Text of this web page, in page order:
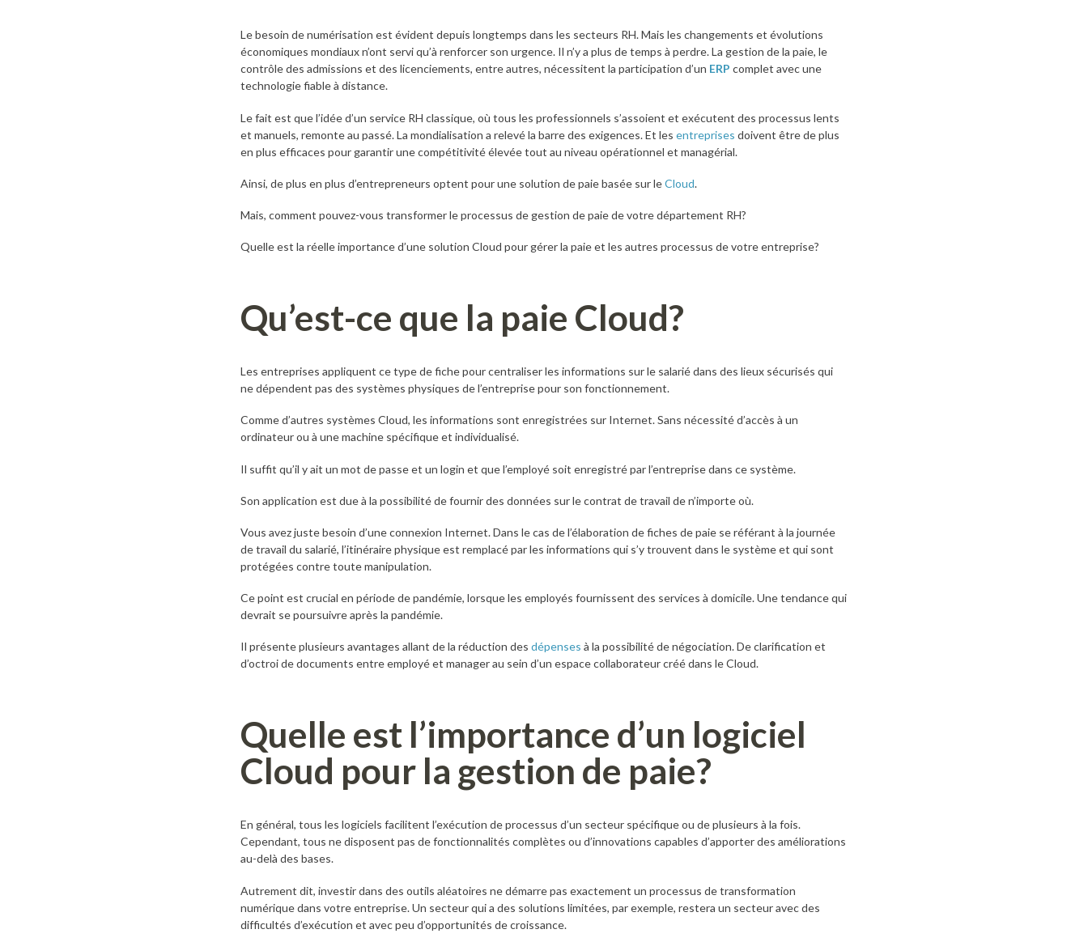
Le besoin de numérisation est évident depuis longtemps dans les secteurs RH. Mais les changements et évolutions
économiques mondiaux n’ont servi qu’à renforcer son urgence. Il n’y a plus de temps à perdre. La gestion de la paie, le
contrôle des admissions et des licenciements, entre autres, nécessitent la participation d’un ERP complet avec une
technologie fiable à distance.
Le fait est que l’idée d’un service RH classique, où tous les professionnels s’assoient et exécutent des processus lents
et manuels, remonte au passé. La mondialisation a relevé la barre des exigences. Et les entreprises doivent être de plus
en plus efficaces pour garantir une compétitivité élevée tout au niveau opérationnel et managérial.
Ainsi, de plus en plus d’entrepreneurs optent pour une solution de paie basée sur leCloud.
Mais, comment pouvez-vous transformer le processus de gestion de paie de votre département RH?
Quelle est la réelle importance d’une solution Cloud pour gérer la paie et les autres processus de votre entreprise?
Qu’est-ce que la paie Cloud?
Les entreprises appliquent ce type de fiche pour centraliser les informations sur le salarié dans des lieux sécurisés qui
ne dépendent pas des systèmes physiques de l’entreprise pour son fonctionnement.
Comme d’autres systèmes Cloud, les informations sont enregistrées sur Internet. Sans nécessité d’accès à un
ordinateur ou à une machine spécifique et individualisé.
Il suffit qu’il y ait un mot de passe et un login et que l’employé soit enregistré par l’entreprise dans ce système.
Son application est due à la possibilité de fournir des données sur le contrat de travail de n’importe où.
Vous avez juste besoin d’une connexion Internet. Dans le cas de l’élaboration de fiches de paie se référant à la journée
de travail du salarié, l’itinéraire physique est remplacé par les informations qui s’y trouvent dans le système et qui sont
protégées contre toute manipulation.
Ce point est crucial en période de pandémie, lorsque les employés fournissent des services à domicile. Une tendance qui
devrait se poursuivre après la pandémie.
Il présente plusieurs avantages allant de la réduction des dépenses à la possibilité de négociation. De clarification et
d’octroi de documents entre employé et manager au sein d’un espace collaborateur créé dans le Cloud.
Quelle est l’importance d’un logiciel
Cloud pour la gestion de paie?
En général, tous les logiciels facilitent l’exécution de processus d’un secteur spécifique ou de plusieurs à la fois.
Cependant, tous ne disposent pas de fonctionnalités complètes ou d’innovations capables d’apporter des améliorations
au-delà des bases.
Autrement dit, investir dans des outils aléatoires ne démarre pas exactement un processus de transformation
numérique dans votre entreprise. Un secteur qui a des solutions limitées, par exemple, restera un secteur avec des
difficultés d’exécution et avec peu d’opportunités de croissance.